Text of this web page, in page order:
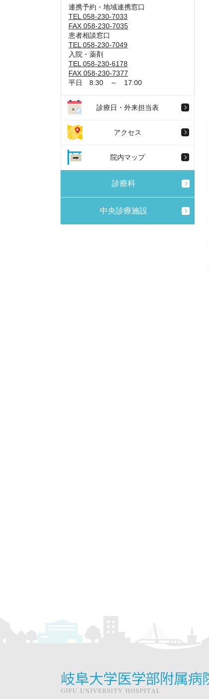
連携予約・地域連携窓口
TEL 058-230-7033
FAX 058-230-7035
患者相談窓口
TEL 058-230-7049
入院・薬剤
TEL 058-230-6178
FAX 058-230-7377
平日 8:30 ～ 17:00
診療日・外来担当表
アクセス
院内マップ
診療科
中央診療施設